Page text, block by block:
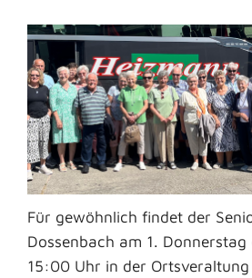
Für gewöhnlich findet der
Dossenbach am 1.
15:00 Uhr in der Ortsveraltung